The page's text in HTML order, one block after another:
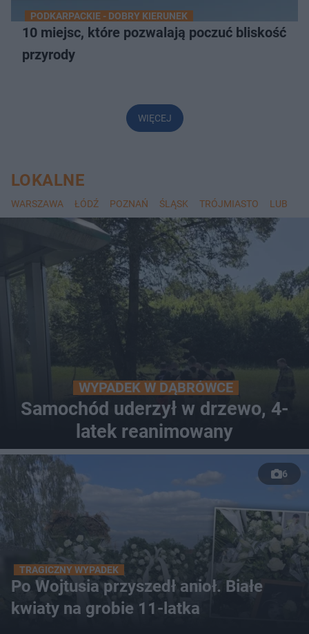
PODKARPACKIE - DOBRY KIERUNEK
10 miejsc, które pozwalają poczuć bliskość
przyrody
WIĘCEJ
LOKALNE
WARSZAWA ŁÓDŹ POZNAŃ ŚLĄSK TRÓJMIASTO LUBLIN
WYPADEK W DĄBRÓWCE
Samochód uderzył w drzewo, 4-
latek reanimowany
6
TRAGICZNY WYPADEK
Po Wojtusia przyszedł anioł. Białe
kwiaty na grobie 11-latka